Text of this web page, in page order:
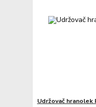
Udržovač hranolek